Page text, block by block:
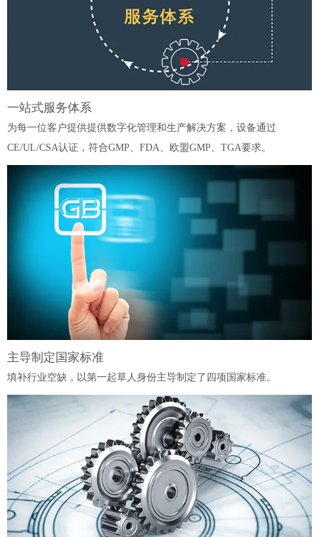
一站式服务体系
为每一位客户提供提供数字化管理和生产解决方案，设备通过
CE/UL/CSA认证，符合GMP、FDA、欧盟GMP、TGA要求。
主导制定国家标准
填补行业空缺，以第一起草人身份主导制定了四项国家标准。